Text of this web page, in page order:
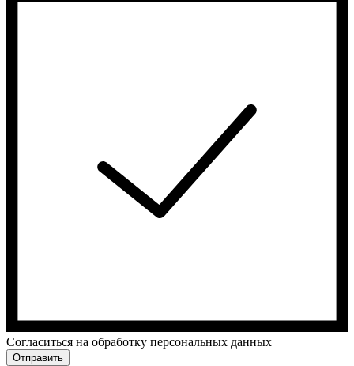
Cогласиться на обработку персональных данных
Отправить